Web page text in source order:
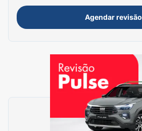
Agendar revisão